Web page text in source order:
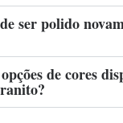
ser polido
de cores